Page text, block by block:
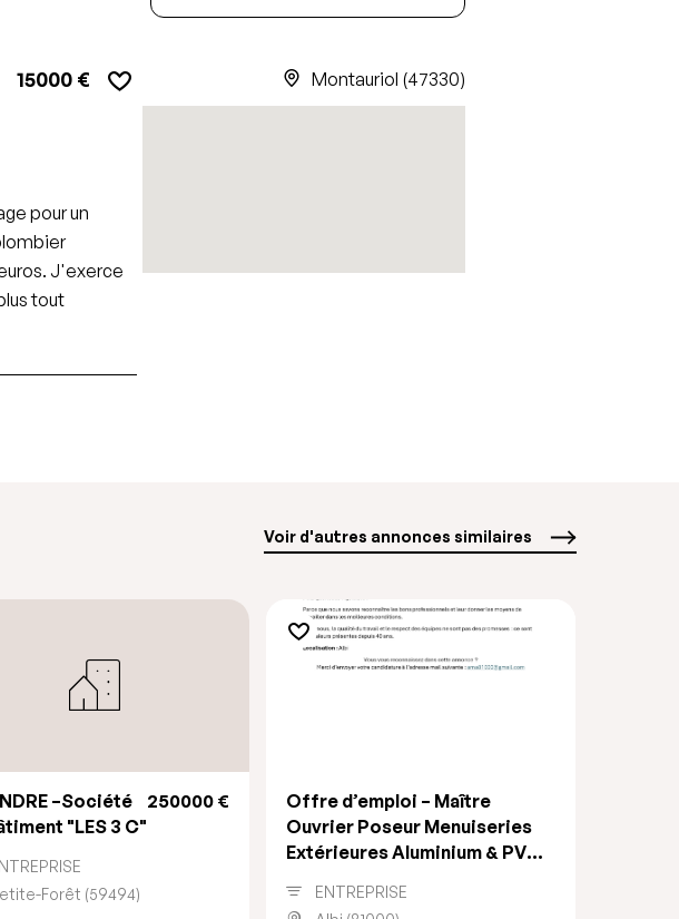
15000 €
pour un
J'exerce
tout
Montauriol (47330)
–Société
"LES 3 C"
250000 €
Forêt (59494)
Offre d’emploi – Maître
Ouvrier Poseur Menuiseries
Extérieures Aluminium & PVC
ENTREPRISE
Voir d'autres annonces similaires